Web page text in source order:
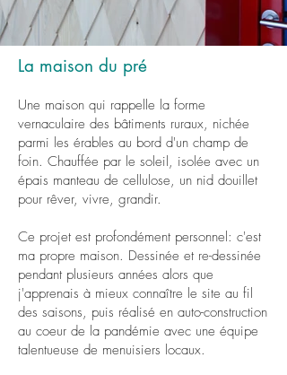
La maison du pré
Une maison qui rappelle la forme
vernaculaire des bâtiments ruraux, nichée
parmi les érables au bord d'un champ de
foin. Chauffée par le soleil, isolée avec un
épais manteau de cellulose, un nid douillet
pour rêver, vivre, grandir.
Ce projet est profondément personnel: c'est
ma propre maison. Dessinée et re-dessinée
pendant plusieurs années alors que
j'apprenais à mieux connaître le site au fil
des saisons, puis réalisé en auto-construction
au coeur de la pandémie avec une équipe
talentueuse de menuisiers locaux.